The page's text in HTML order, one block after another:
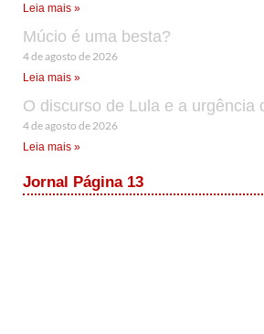
Leia mais »
Múcio é uma besta?
4 de agosto de 2026
Leia mais »
O discurso de Lula e a urgência
4 de agosto de 2026
Leia mais »
Jornal Página 13